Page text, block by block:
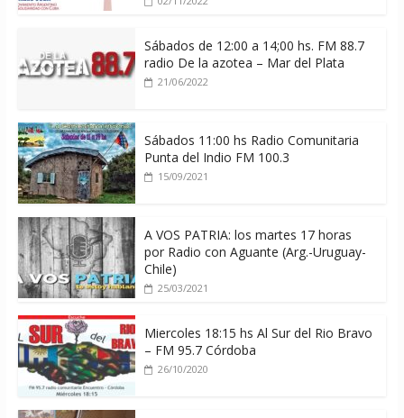
Sábados de 12:00 a 14;00 hs. FM 88.7
radio De la azotea – Mar del Plata
21/06/2022
Sábados 11:00 hs Radio Comunitaria
Punta del Indio FM 100.3
15/09/2021
A VOS PATRIA: los martes 17 horas
por Radio con Aguante (Arg.-Uruguay-
Chile)
25/03/2021
Miercoles 18:15 hs Al Sur del Rio Bravo
– FM 95.7 Córdoba
26/10/2020